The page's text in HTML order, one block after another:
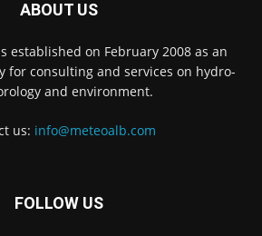
ABOUT US
established on February 2008 as an
for consulting and services on hydro-
and environment.
us: info@meteoalb.com
FOLLOW US